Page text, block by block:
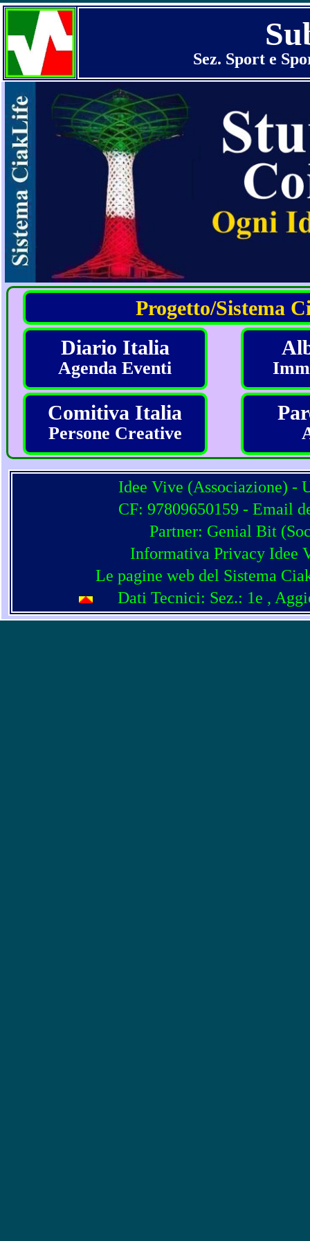
Sez. Sport e
Progetto/Sistema
Diario Italia
Agenda Eventi
Comitiva Italia
Persone Creative
Idee Vive (Associazione) -
CF: 97809650159 - Email
Partner: Genial Bit (
Informativa Privacy Idee
Le pagine web del Sistema
Dati Tecnici: Sez.: 1e ,